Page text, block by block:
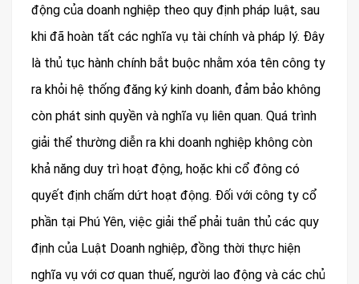
động của doanh nghiệp theo quy định pháp luật, sau
khi đã hoàn tất các nghĩa vụ tài chính và pháp lý. Đây
là thủ tục hành chính bắt buộc nhằm xóa tên công ty
ra khỏi hệ thống đăng ký kinh doanh, đảm bảo không
còn phát sinh quyền và nghĩa vụ liên quan. Quá trình
giải thể thường diễn ra khi doanh nghiệp không còn
khả năng duy trì hoạt động, hoặc khi cổ đông có
quyết định chấm dứt hoạt động. Đối với công ty cổ
phần tại Phú Yên, việc giải thể phải tuân thủ các quy
định của Luật Doanh nghiệp, đồng thời thực hiện
nghĩa vụ với cơ quan thuế, người lao động và các chủ